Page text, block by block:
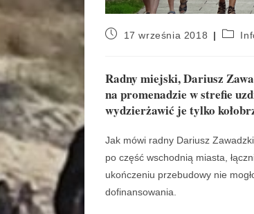
17 września 2018
Radny miejski, Dariusz
na promenadzie w strefie
wydzierżawić je tylko
Jak mówi radny Dariusz
po część wschodnią miasta,
ukończeniu przebudowy nie
dofinansowania.